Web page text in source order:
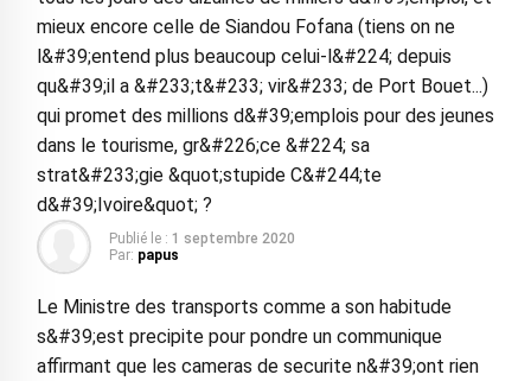
mieux encore celle de Siandou Fofana (tiens on ne
l&#39;entend plus beaucoup celui-l&#224; depuis
qu&#39;il a &#233;t&#233; vir&#233; de Port Bouet...)
qui promet des millions d&#39;emplois pour des jeunes
dans le tourisme, gr&#226;ce &#224; sa
strat&#233;gie &quot;stupide C&#244;te
d&#39;Ivoire&quot; ?
Publié le : 1 septembre 2020
Par: papus
Le Ministre des transports comme a son habitude
s&#39;est precipite pour pondre un communique
affirmant que les cameras de securite n&#39;ont rien